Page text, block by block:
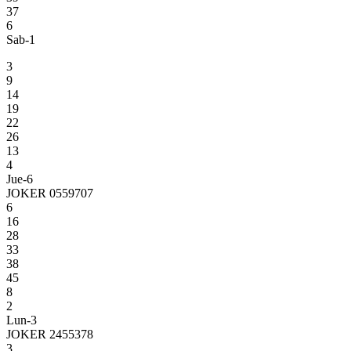
37
6
Sab-1
3
9
14
19
22
26
13
4
Jue-6
JOKER 0559707
6
16
28
33
38
45
8
2
Lun-3
JOKER 2455378
3